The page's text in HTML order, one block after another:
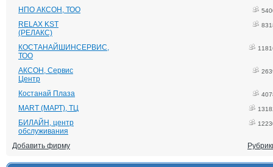
НПО АКСОН, ТОО
RELAX KST
(РЕЛАКС)
КОСТАНАЙШИНСЕРВИС,
ТОО
АКСОН, Сервис
Центр
Костанай Плаза
MART (МАРТ), ТЦ
БИЛАЙН, центр
обслуживания
Добавить фирму